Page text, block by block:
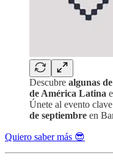
Descubre algunas
de América Latina
Únete al evento
de septiembre en
Quiero saber más 😎